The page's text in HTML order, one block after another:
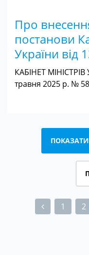
Про
постанови
України від
КАБІНЕТ
травня 2025 р. №
1 2